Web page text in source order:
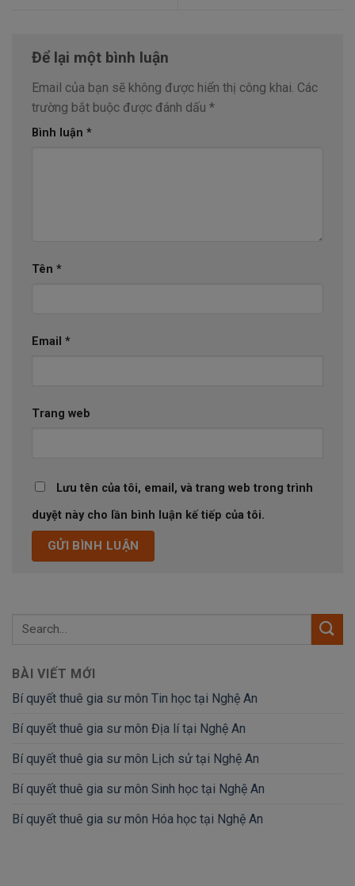
Để lại một bình luận
Email của bạn sẽ không được hiển thị công khai. Các
trường bắt buộc được đánh dấu *
Bình luận *
Tên *
Email *
Trang web
Lưu tên của tôi, email, và trang web trong trình
duyệt này cho lần bình luận kế tiếp của tôi.
BÀI VIẾT MỚI
Bí quyết thuê gia sư môn Tin học tại Nghệ An
Bí quyết thuê gia sư môn Địa lí tại Nghệ An
Bí quyết thuê gia sư môn Lịch sử tại Nghệ An
Bí quyết thuê gia sư môn Sinh học tại Nghệ An
Bí quyết thuê gia sư môn Hóa học tại Nghệ An